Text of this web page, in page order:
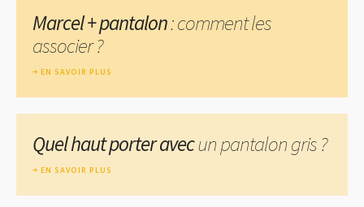
Marcel + pantalon: comment les
associer ?
EN SAVOIR PLUS
Quel haut porter avecun pantalon gris ?
EN SAVOIR PLUS